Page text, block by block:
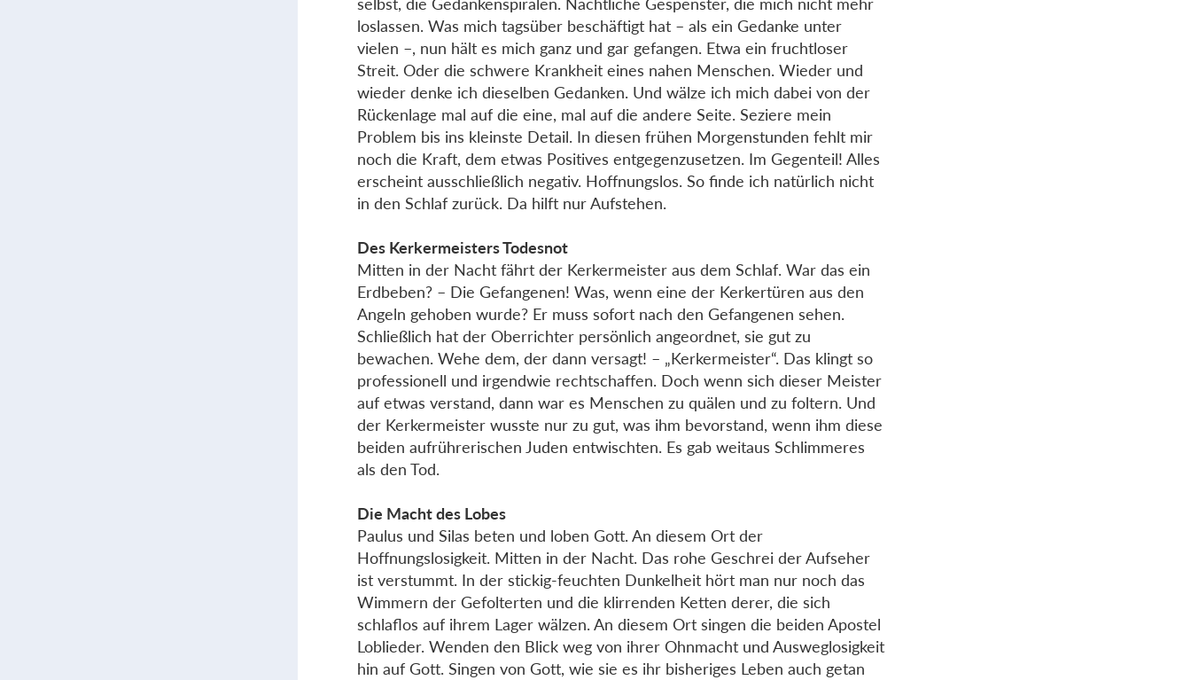
loslassen. Was mich tagsüber beschäftigt hat – als ein Gedanke unter
vielen –, nun hält es mich ganz und gar gefangen. Etwa ein fruchtloser
Streit. Oder die schwere Krankheit eines nahen Menschen. Wieder und
wieder denke ich dieselben Gedanken. Und wälze ich mich dabei von der
Rückenlage mal auf die eine, mal auf die andere Seite. Seziere mein
Problem bis ins kleinste Detail. In diesen frühen Morgenstunden fehlt mir
noch die Kraft, dem etwas Positives entgegenzusetzen. Im Gegenteil! Alles
erscheint ausschließlich negativ. Hoffnungslos. So finde ich natürlich nicht
in den Schlaf zurück. Da hilft nur Aufstehen.
Des Kerkermeisters Todesnot
Mitten in der Nacht fährt der Kerkermeister aus dem Schlaf. War das ein
Erdbeben? – Die Gefangenen! Was, wenn eine der Kerkertüren aus den
Angeln gehoben wurde? Er muss sofort nach den Gefangenen sehen.
Schließlich hat der Oberrichter persönlich angeordnet, sie gut zu
bewachen. Wehe dem, der dann versagt! – „Kerkermeister“. Das klingt so
professionell und irgendwie rechtschaffen. Doch wenn sich dieser Meister
auf etwas verstand, dann war es Menschen zu quälen und zu foltern. Und
der Kerkermeister wusste nur zu gut, was ihm bevorstand, wenn ihm diese
beiden aufrührerischen Juden entwischten. Es gab weitaus Schlimmeres
als den Tod.
Die Macht des Lobes
Paulus und Silas beten und loben Gott. An diesem Ort der
Hoffnungslosigkeit. Mitten in der Nacht. Das rohe Geschrei der Aufseher
ist verstummt. In der stickig-feuchten Dunkelheit hört man nur noch das
Wimmern der Gefolterten und die klirrenden Ketten derer, die sich
schlaflos auf ihrem Lager wälzen. An diesem Ort singen die beiden Apostel
Loblieder. Wenden den Blick weg von ihrer Ohnmacht und Ausweglosigkeit
hin auf Gott. Singen von Gott, wie sie es ihr bisheriges Leben auch getan